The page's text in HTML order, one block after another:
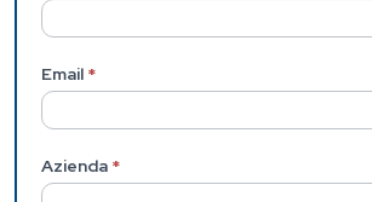
Email *
Azienda *